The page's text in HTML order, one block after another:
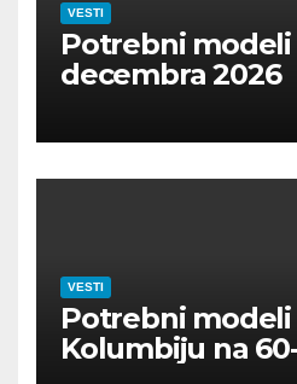
VESTI
Potrebni modeli
decembra 2026
VESTI
Potrebni modeli
Kolumbiju na